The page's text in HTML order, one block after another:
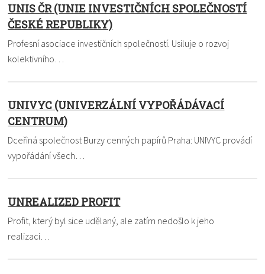
UNIS ČR (UNIE INVESTIČNÍCH SPOLEČNOSTÍ
ČESKÉ REPUBLIKY)
Profesní asociace investičních společností. Usiluje o rozvoj
kolektivního…
UNIVYC (UNIVERZÁLNÍ VYPOŘÁDÁVACÍ
CENTRUM)
Dceřiná společnost Burzy cenných papírů Praha: UNIVYC provádí
vypořádání všech…
UNREALIZED PROFIT
Profit, který byl sice udělaný, ale zatím nedošlo k jeho
realizaci…